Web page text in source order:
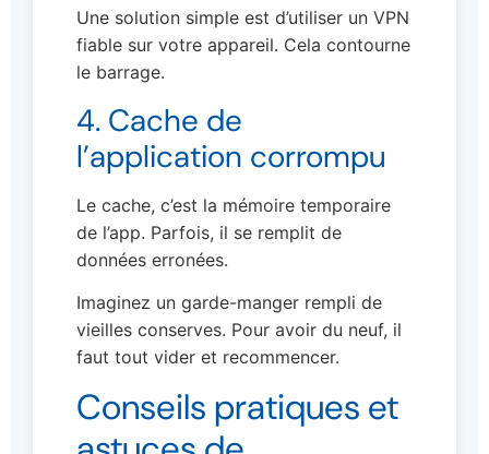
Une solution simple est d’utiliser un VPN
fiable sur votre appareil. Cela contourne
le barrage.
4. Cache de
l’application corrompu
Le cache, c’est la mémoire temporaire
de l’app. Parfois, il se remplit de
données erronées.
Imaginez un garde-manger rempli de
vieilles conserves. Pour avoir du neuf, il
faut tout vider et recommencer.
Conseils pratiques et